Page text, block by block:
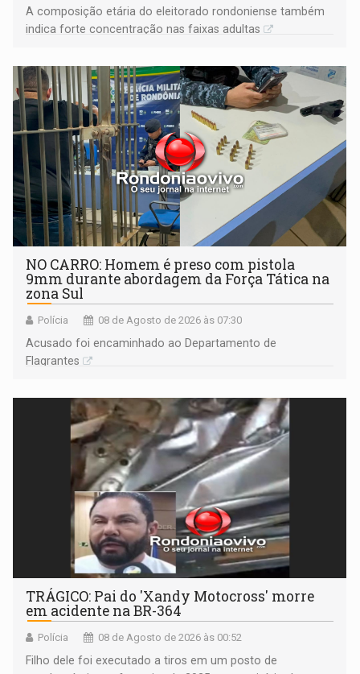
A composição etária do eleitorado rondoniense também
indica forte concentração nas faixas adultas
NO CARRO: Homem é preso com pistola
9mm durante abordagem da Força Tática na
zona Sul
Polícia 08 de Agosto de 2026 às 07:30
Acusado foi encaminhado ao Departamento de
Flagrantes
TRÁGICO: Pai do 'Xandy Motocross' morre
em acidente na BR-364
Polícia 08 de Agosto de 2026 às 00:52
Filho dele foi executado a tiros em um posto de